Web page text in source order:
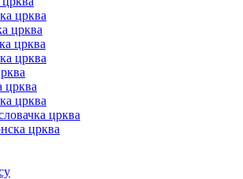
црква
црква
црква
црква
црква
црква
црква
црква